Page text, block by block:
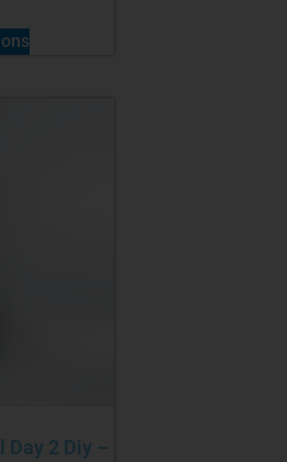
Day 2 Diy –